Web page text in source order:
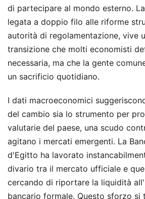
di partecipare al mondo esterno.
legata a doppio filo alle riforme
autorità di regolamentazione, vive
transizione che molti economisti
necessaria, ma che la gente
un sacrificio quotidiano.
I dati macroeconomici
del cambio sia lo strumento per
valutarie del paese, una scudo
agitano i mercati emergenti. La
d'Egitto ha lavorato
divario tra il mercato ufficiale e
cercando di riportare la liquidità
bancario formale. Questo sforzo si